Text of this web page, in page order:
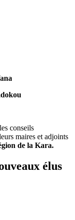
conseils
maires et adjoints
de la Kara.
élus